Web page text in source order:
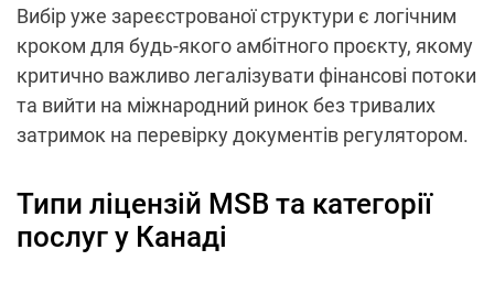
Вибір уже зареєстрованої структури є логічним
кроком для будь-якого амбітного проєкту, якому
критично важливо легалізувати фінансові потоки
та вийти на міжнародний ринок без тривалих
затримок на перевірку документів регулятором.
Типи ліцензій MSB та категорії
послуг у Канаді